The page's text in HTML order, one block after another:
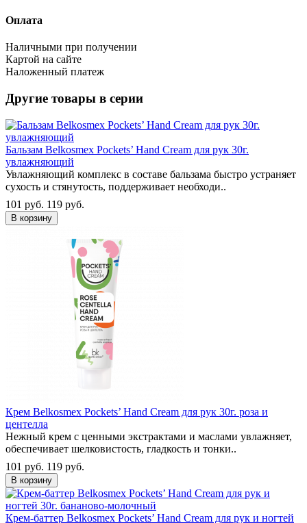
Оплата
Наличными при получении
Картой на сайте
Наложенный платеж
Другие товары в серии
Бальзам Belkosmex Pockets’ Hand Cream для рук 30г.
увлажняющий
Увлажняющий комплекс в составе бальзама быстро устраняет
сухость и стянутость, поддерживает необходи..
101 руб. 119 руб.
В корзину
Крем Belkosmex Pockets’ Hand Cream для рук 30г. роза и
центелла
Нежный крем с ценными экстрактами и маслами увлажняет,
обеспечивает шелковистость, гладкость и тонки..
101 руб. 119 руб.
В корзину
Крем-баттер Belkosmex Pockets’ Hand Cream для рук и ногтей